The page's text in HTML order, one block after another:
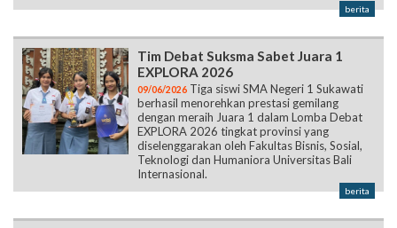
berita
Tim Debat Suksma Sabet Juara 1
EXPLORA 2026
09/06/2026 Tiga siswi SMA Negeri 1 Sukawati
berhasil menorehkan prestasi gemilang
dengan meraih Juara 1 dalam Lomba Debat
EXPLORA 2026 tingkat provinsi yang
diselenggarakan oleh Fakultas Bisnis, Sosial,
Teknologi dan Humaniora Universitas Bali
Internasional.
berita